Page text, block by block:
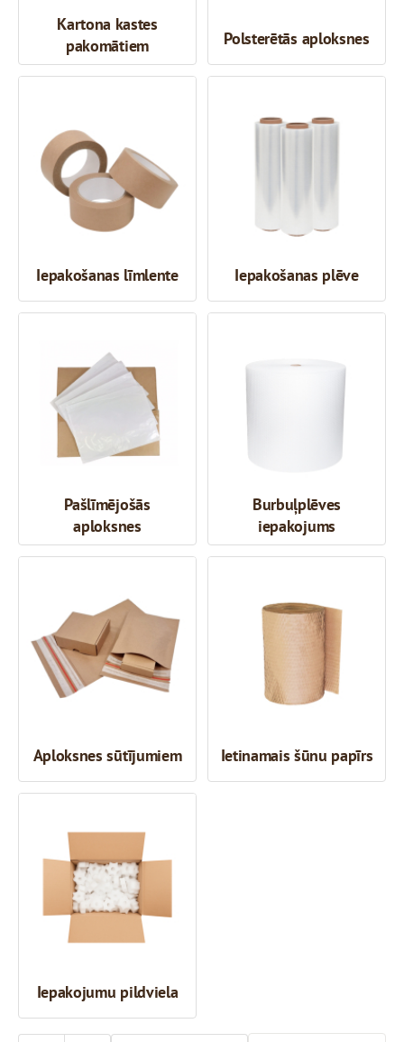
Kartona kastes
pakomātiem
Polsterētās aploksnes
Iepakošanas līmlente Iepakošanas plēve
Pašlīmējošās
aploksnes
Burbuļplēves
iepakojums
Aploksnes sūtījumiem Ietinamais šūnu papīrs
Iepakojumu pildviela